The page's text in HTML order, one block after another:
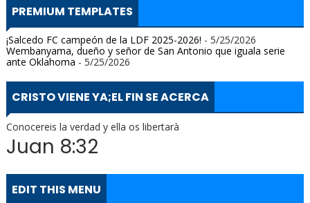
PREMIUM TEMPLATES
¡Salcedo FC campeón de la LDF 2025-2026! - 5/25/2026
Wembanyama, dueño y señor de San Antonio que iguala serie
ante Oklahoma - 5/25/2026
CRISTO VIENE YA;EL FIN SE ACERCA
Conocereis la verdad y ella os libertarà
Juan 8:32
EDIT THIS MENU